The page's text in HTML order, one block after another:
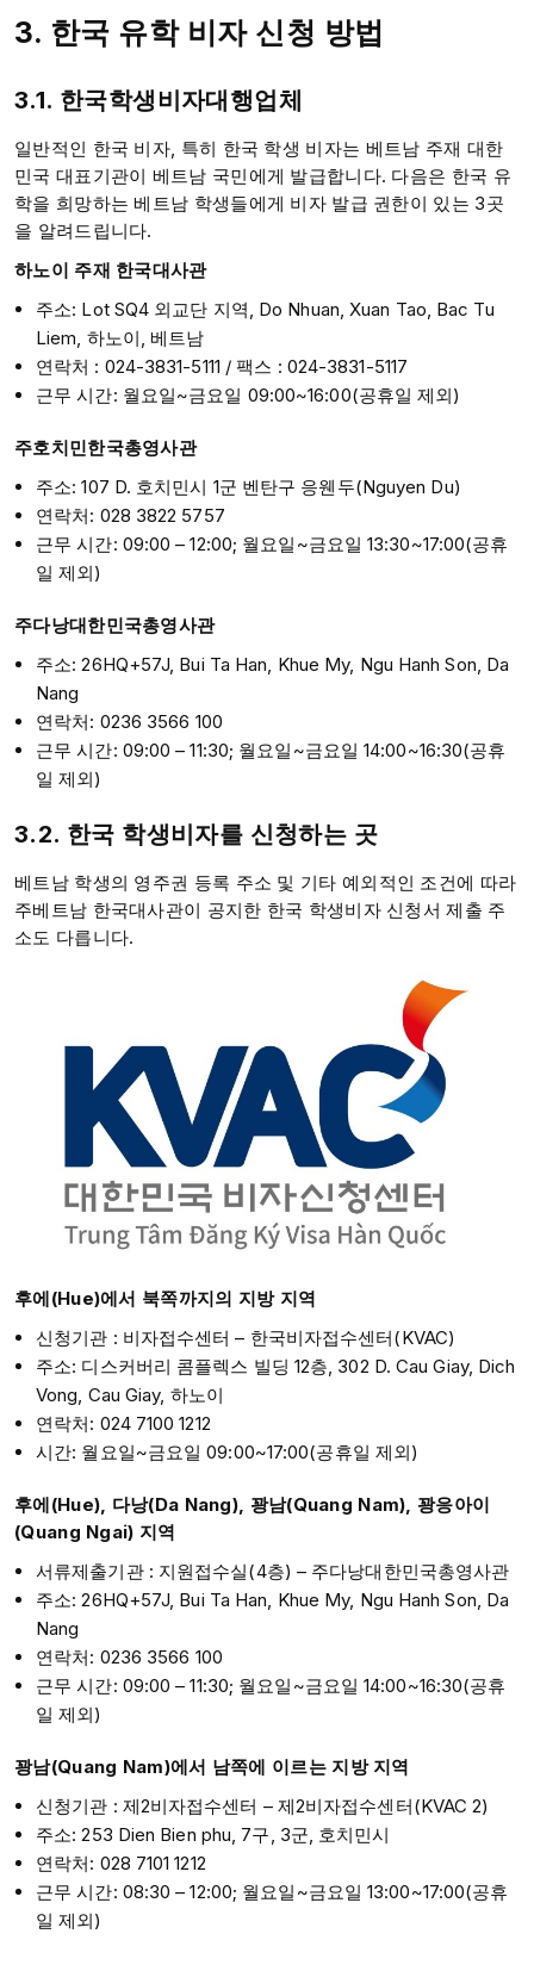
3. 한국 유학 비자 신청 방법
3.1. 한국학생비자대행업체
일반적인 한국 비자, 특히 한국 학생 비자는 베트남 주재 대한
민국 대표기관이 베트남 국민에게 발급합니다. 다음은 한국 유
학을 희망하는 베트남 학생들에게 비자 발급 권한이 있는 3곳
을 알려드립니다.
하노이 주재 한국대사관
주소: Lot SQ4 외교단 지역, Do Nhuan, Xuan Tao, Bac Tu
Liem, 하노이, 베트남
연락처 : 024-3831-5111 / 팩스 : 024-3831-5117
근무 시간: 월요일~금요일 09:00~16:00(공휴일 제외)
주호치민한국총영사관
주소: 107 D. 호치민시 1군 벤탄구 응웬두(Nguyen Du)
연락처: 028 3822 5757
근무 시간: 09:00 – 12:00; 월요일~금요일 13:30~17:00(공휴
일 제외)
주다낭대한민국총영사관
주소: 26HQ+57J, Bui Ta Han, Khue My, Ngu Hanh Son, Da
Nang
연락처: 0236 3566 100
근무 시간: 09:00 – 11:30; 월요일~금요일 14:00~16:30(공휴
일 제외)
3.2. 한국 학생비자를 신청하는 곳
베트남 학생의 영주권 등록 주소 및 기타 예외적인 조건에 따라
주베트남 한국대사관이 공지한 한국 학생비자 신청서 제출 주
소도 다릅니다.
후에(Hue)에서 북쪽까지의 지방 지역
신청기관 : 비자접수센터 – 한국비자접수센터(KVAC)
주소: 디스커버리 콤플렉스 빌딩 12층, 302 D. Cau Giay, Dich
Vong, Cau Giay, 하노이
연락처: 024 7100 1212
시간: 월요일~금요일 09:00~17:00(공휴일 제외)
후에(Hue), 다낭(Da Nang), 꽝남(Quang Nam), 꽝응아이
(Quang Ngai) 지역
서류제출기관 : 지원접수실(4층) – 주다낭대한민국총영사관
주소: 26HQ+57J, Bui Ta Han, Khue My, Ngu Hanh Son, Da
Nang
연락처: 0236 3566 100
근무 시간: 09:00 – 11:30; 월요일~금요일 14:00~16:30(공휴
일 제외)
꽝남(Quang Nam)에서 남쪽에 이르는 지방 지역
신청기관 : 제2비자접수센터 – 제2비자접수센터(KVAC 2)
주소: 253 Dien Bien phu, 7구, 3군, 호치민시
연락처: 028 7101 1212
근무 시간: 08:30 – 12:00; 월요일~금요일 13:00~17:00(공휴
일 제외)